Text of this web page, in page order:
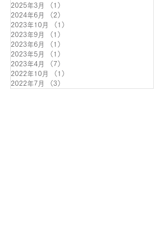
2025年3月
（1）
2024年6月
（2）
2023年10月
（1）
2023年9月
（1）
2023年6月
（1）
2023年5月
（1）
2023年4月
（7）
2022年10月
（1）
2022年7月
（3）